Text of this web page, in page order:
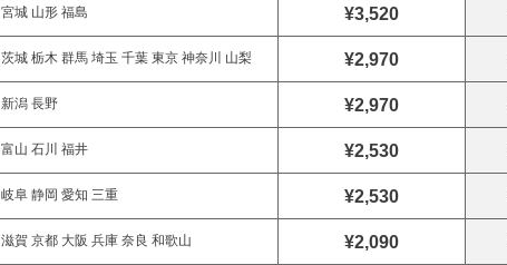
宮城 山形 福島 ¥3,520
茨城 栃木 群馬 埼玉 千葉 東京 神奈川 山梨 ¥2,970
新潟 長野 ¥2,970
富山 石川 福井 ¥2,530
岐阜 静岡 愛知 三重 ¥2,530
滋賀 京都 大阪 兵庫 奈良 和歌山 ¥2,090